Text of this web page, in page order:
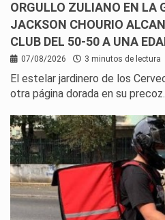
ORGULLO ZULIANO EN LA
JACKSON CHOURIO
CLUB DEL 50-50 A UNA
07/08/2026 3 minutos de lectura
El estelar jardinero de los
otra página dorada en su